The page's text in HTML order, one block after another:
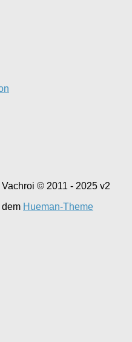
© 2011 - 2025 v2
dem Hueman-Theme